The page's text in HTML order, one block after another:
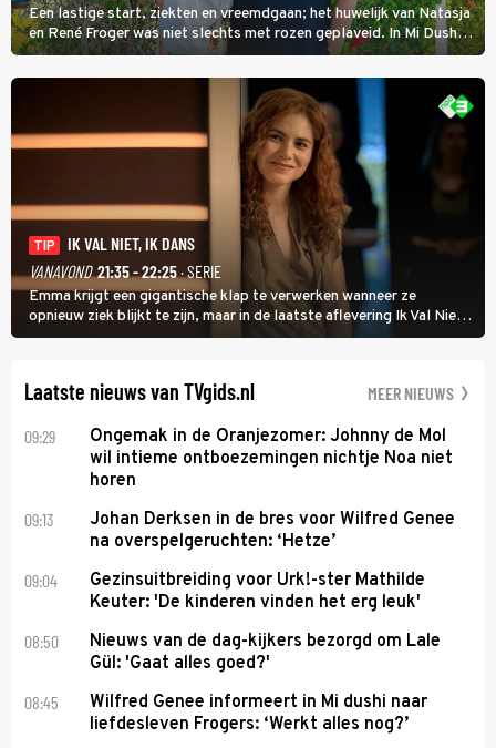
Een lastige start, ziekten en vreemdgaan; het huwelijk van Natasja
en René Froger was niet slechts met rozen geplaveid. In Mi Dushi:
Wat Is Dan Liefde? neemt Wilfred Genee het showbizzkoppel mee
uit vissen om het over de liefde te hebben.
TIP
IK VAL NIET, IK DANS
VANAVOND 21:35 - 22:25· SERIE
Emma krijgt een gigantische klap te verwerken wanneer ze
opnieuw ziek blijkt te zijn, maar in de laatste aflevering Ik Val Niet,
Ik Dans laat ze zien dat ze niet van plan is op te geven, zelfs als ze
Laatste nieuws van TVgids.nl MEER NIEUWS
09:29
Ongemak in de Oranjezomer: Johnny de Mol
wil intieme ontboezemingen nichtje Noa niet
horen
09:13
Johan Derksen in de bres voor Wilfred Genee
na overspelgeruchten: ‘Hetze’
09:04
Gezinsuitbreiding voor Urk!-ster Mathilde
Keuter: 'De kinderen vinden het erg leuk'
08:50
Nieuws van de dag-kijkers bezorgd om Lale
Gül: 'Gaat alles goed?'
08:45
Wilfred Genee informeert in Mi dushi naar
liefdesleven Frogers: ‘Werkt alles nog?’